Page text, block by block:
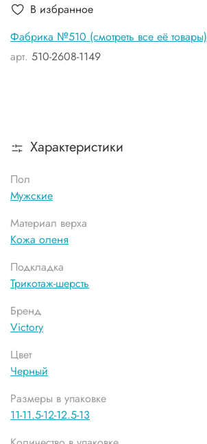
Фабрика №510 (смотреть все её товары)
арт. 510-2608-1149
В избранное
Характеристики
Пол
Мужские
Материал верха
Кожа оленя
Подкладка
Трикотаж-шерсть
Бренд
Victory
Цвет
Черный
Размеры в упаковке
11-11.5-12-12.5-13